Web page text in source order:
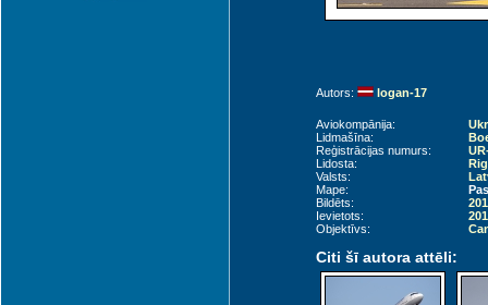
Autors: logan-17
Aviokompānija:
Lidmašīna:
Reģistrācijas numurs:
Lidosta:
Valsts:
Mape:
Bildēts:
Ievietots:
Objektīvs:
Citi šī autora attēli: